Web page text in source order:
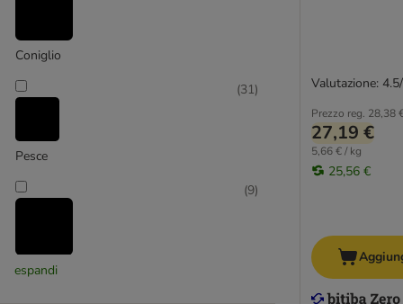
Coniglio
Pesce
(31)
Pollame
(9)
espandi
Prezzo reg. 28,38
27,19 €
5,66 € / kg
25,56 €
Valutazione: